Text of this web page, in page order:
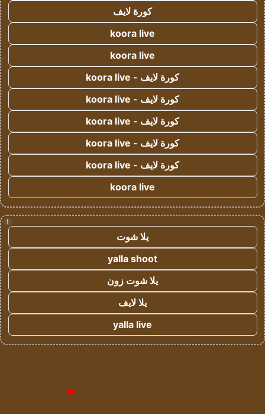
كورة لايف
koora live
koora live
كورة لايف - koora live
كورة لايف - koora live
كورة لايف - koora live
كورة لايف - koora live
كورة لايف - koora live
koora live
!
يلا شوت
yalla shoot
يلا شوت زون
يلا لايف
yalla live